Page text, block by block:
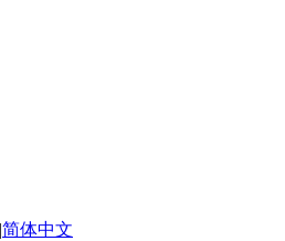
简体中文